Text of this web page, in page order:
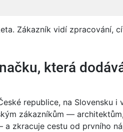
Zákazník vidí zpracování,
která
republice, na Slovensku i
zákazníkům —
zkracuje cestu od prvního